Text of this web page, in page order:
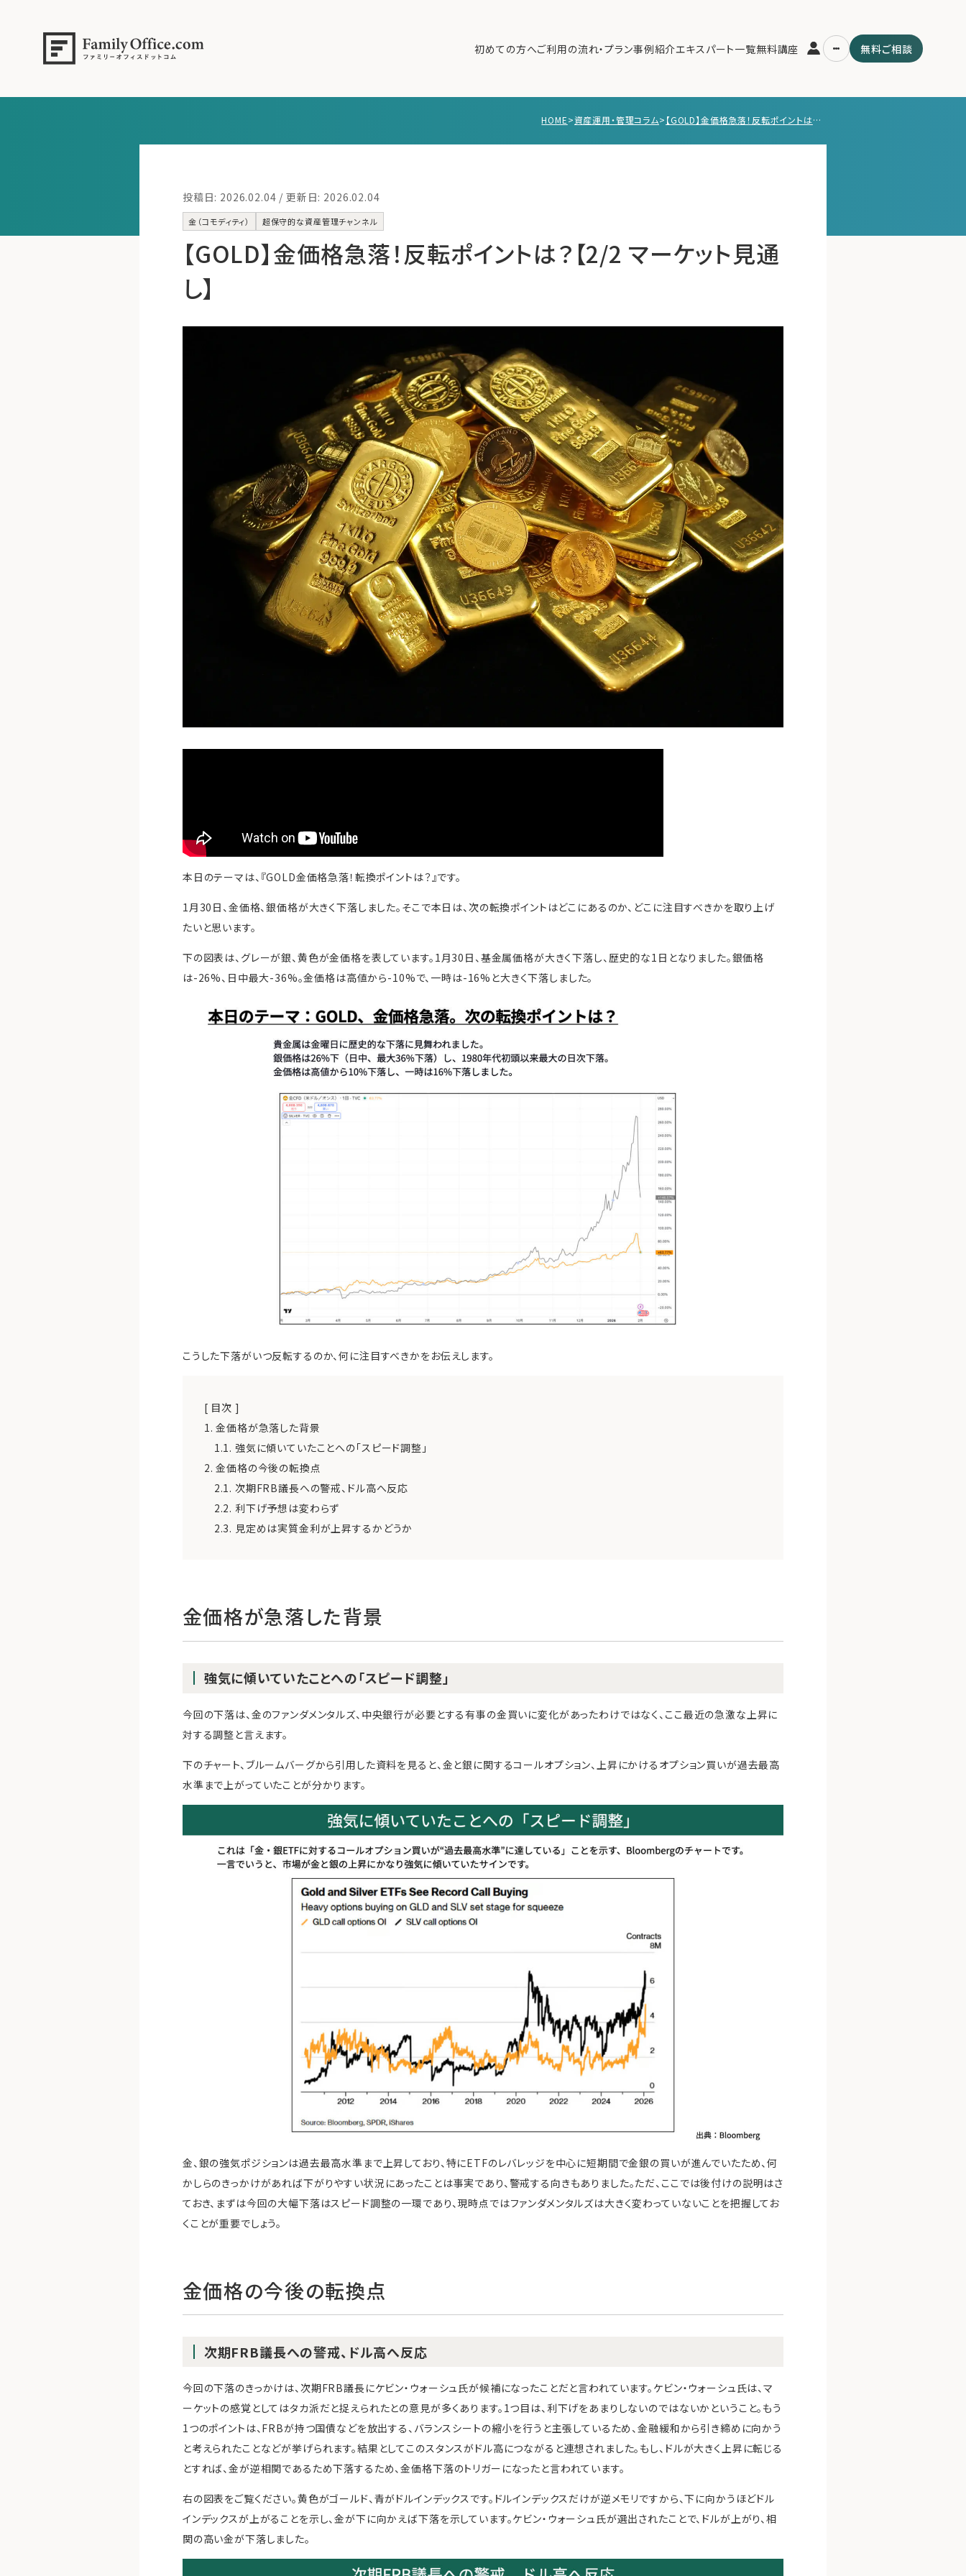
初めての方へご利用の流れ・プラン事例紹介エキスパート一覧無料講座 無料ご相談
HOME>資産運用・管理コラム> 【GOLD】金価格急落！反転ポイントは？【2/2 マーケット見通し】
投稿日: 2026.02.04 / 更新日: 2026.02.04
金（コモディティ） 超保守的な資産管理チャンネル
【GOLD】金価格急落！反転ポイントは？【2/2 マーケット見通
し】
本日のテーマは、『GOLD金価格急落！転換ポイントは？』です。
1月30日、金価格、銀価格が大きく下落しました。そこで本日は、次の転換ポイントはどこにあるのか、どこに注目すべきかを取り上げ
たいと思います。
下の図表は、グレーが銀、黄色が金価格を表しています。1月30日、基金属価格が大きく下落し、歴史的な1日となりました。銀価格
は-26%、日中最大-36%。金価格は高値から-10%で、一時は-16%と大きく下落しました。
こうした下落がいつ反転するのか、何に注目すべきかをお伝えします。
[ 目次 ]
1. 金価格が急落した背景
1.1. 強気に傾いていたことへの「スピード調整」
2. 金価格の今後の転換点
2.1. 次期FRB議長への警戒、ドル高へ反応
2.2. 利下げ予想は変わらず
2.3. 見定めは実質金利が上昇するかどうか
金価格が急落した背景
強気に傾いていたことへの「スピード調整」
今回の下落は、金のファンダメンタルズ、中央銀行が必要とする有事の金買いに変化があったわけではなく、ここ最近の急激な上昇に
対する調整と言えます。
下のチャート、ブルームバーグから引用した資料を見ると、金と銀に関するコールオプション、上昇にかけるオプション買いが過去最高
水準まで上がっていたことが分かります。
金、銀の強気ポジションは過去最高水準まで上昇しており、特にETFのレバレッジを中心に短期間で金銀の買いが進んでいたため、何
かしらのきっかけがあれば下がりやすい状況にあったことは事実であり、警戒する向きもありました。ただ、ここでは後付けの説明はさ
ておき、まずは今回の大幅下落はスピード調整の一環であり、現時点ではファンダメンタルズは大きく変わっていないことを把握してお
くことが重要でしょう。
金価格の今後の転換点
次期FRB議長への警戒、ドル高へ反応
今回の下落のきっかけは、次期FRB議長にケビン・ウォーシュ氏が候補になったことだと言われています。ケビン・ウォーシュ氏は、マ
ーケットの感覚としてはタカ派だと捉えられたとの意見が多くあります。1つ目は、利下げをあまりしないのではないかということ。もう
1つのポイントは、FRBが持つ国債などを放出する、バランスシートの縮小を行うと主張しているため、金融緩和から引き締めに向かう
と考えられたことなどが挙げられます。結果としてこのスタンスがドル高につながると連想されました。もし、ドルが大きく上昇に転じる
とすれば、金が逆相関であるため下落するため、金価格下落のトリガーになったと言われています。
右の図表をご覧ください。黄色がゴールド、青がドルインデックスです。ドルインデックスだけが逆メモリですから、下に向かうほどドル
インデックスが上がることを示し、金が下に向かえば下落を示しています。ケビン・ウォーシュ氏が選出されたことで、ドルが上がり、相
関の高い金が下落しました。